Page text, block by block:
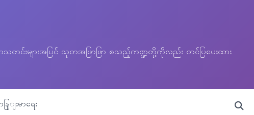
တကာသတင်းများအပြင် သုတအဖြာဖြာ စသည့်ကဏ္ဍတို့ကိုလည်း တင်ပြပေးထား
ြျးမာရေး